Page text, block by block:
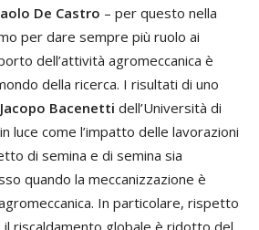
De Castro – per questo nella
per dare sempre più ruolo ai
dell’attività agromeccanica è
della ricerca. I risultati di uno
Jacopo Bacenetti dell’Università di
luce come l’impatto delle lavorazioni
di semina e di semina sia
quando la meccanizzazione è
In particolare, rispetto